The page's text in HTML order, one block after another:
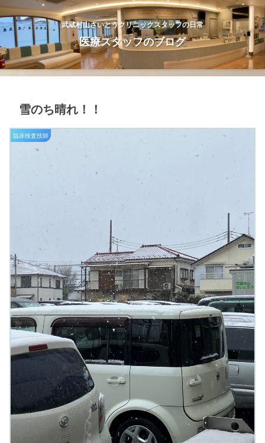
武蔵村山さいとうクリニックスタッフの日常
医療スタッフのブログ
雪のち晴れ！！
臨床検査技師